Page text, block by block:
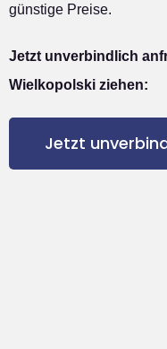
günstige Preise.
Jetzt unverbindlich
Wielkopolski ziehen:
Jetzt